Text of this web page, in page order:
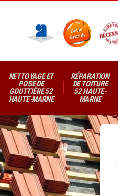
NETTOYAGE ET
POSE DE
GOUTTIÈRE 52
HAUTE-MARNE
RÉPARATION
DE TOITURE
52 HAUTE-
MARNE